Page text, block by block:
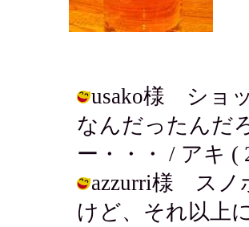
usako様 ショ
なんだったんだ
ー・・・ / アキ (
azzurri様 スノ
けど、それ以上